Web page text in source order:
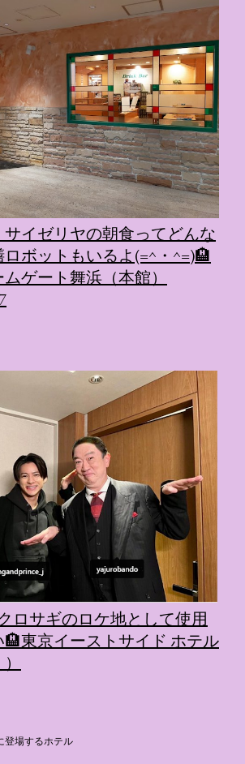
イゼリヤの朝食ってどんな
ボットもいるよ(=^・^=)🏨
ゲート舞浜（本館）
ロサギのロケ地として使用
東京イーストサイド ホテル
登場するホテル